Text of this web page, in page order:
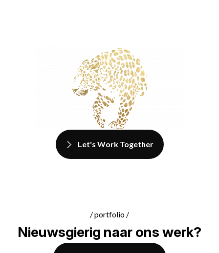
Let's Work Together
/ portfolio /
Nieuwsgierig naar ons werk?